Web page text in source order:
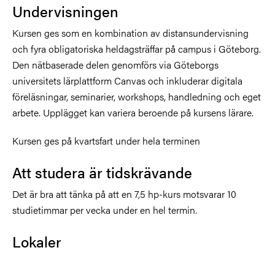
Undervisningen
Kursen ges som en kombination av distansundervisning
och fyra obligatoriska heldagsträffar på campus i Göteborg.
Den nätbaserade delen genomförs via Göteborgs
universitets lärplattform Canvas och inkluderar digitala
föreläsningar, seminarier, workshops, handledning och eget
arbete. Upplägget kan variera beroende på kursens lärare.
Kursen ges på kvartsfart under hela terminen
Att studera är tidskrävande
Det är bra att tänka på att en 7,5 hp-kurs motsvarar 10
studietimmar per vecka under en hel termin.
Lokaler